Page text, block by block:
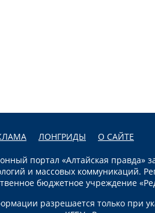
ЛОНГРИДЫ О САЙТЕ
портал «Алтайская правда»
и массовых коммуникаций.
бюджетное учреждение
разрешается только при